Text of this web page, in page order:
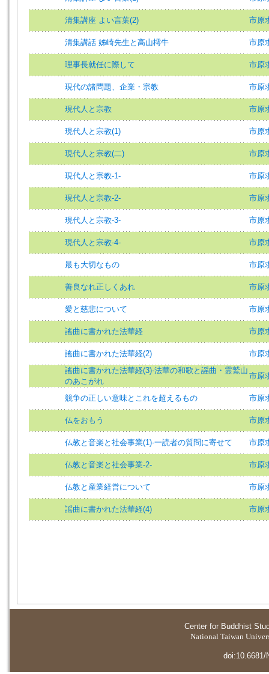
清集講座 よい言葉(2) 市原
清集講話 姊崎先生と高山樗牛 市原
理事長就任に際して 市原
現代の諸問題、企業・宗教 市原
現代人と宗教 市原
現代人と宗教(1) 市原
現代人と宗教(二) 市原
現代人と宗教-1- 市原
現代人と宗教-2- 市原
現代人と宗教-3- 市原
現代人と宗教-4- 市原
最も大切なもの 市原
善良なれ正しくあれ 市原
愛と慈悲について 市原
謠曲に書かれた法華経 市原
謠曲に書かれた法華経(2)
市原
謠曲に書かれた法華経(3)-法華の和歌と謡曲・霊鷲山
のあこがれ
市原
競争の正しい意味とこれを超えるもの 市原
仏をおもう 市原
仏教と音楽と社会事業(1)-一読者の質問に寄せて 市原
仏教と音楽と社会事業-2- 市原
仏教と産業経営について 市原
謡曲に書かれた法華経(4) 市原
Center for Buddhist
National Taiwan
doi:10.6681/